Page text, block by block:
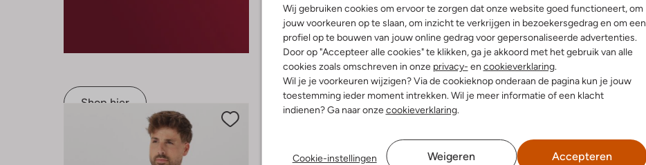
Wij gebruiken cookies om ervoor te zorgen dat onze website goed functioneert, om
jouw voorkeuren op te slaan, om inzicht te verkrijgen in bezoekersgedrag en om een
profiel op te bouwen van jouw online gedrag voor gepersonaliseerde advertenties.
Door op "Accepteer alle cookies" te klikken, ga je akkoord met het gebruik van alle
cookies zoals omschreven in onze privacy- en cookieverklaring.
Wil je je voorkeuren wijzigen? Via de cookieknop onderaan de pagina kun je jouw
toestemming ieder moment intrekken. Wil je meer informatie of een klacht
indienen? Ga naar onzecookieverklaring.
Cookie-instellingen Weigeren Accepteren
Shop hier
Vest
€ 169,99 € 101,99
Trui
€ 99,99
+ meer kleuren